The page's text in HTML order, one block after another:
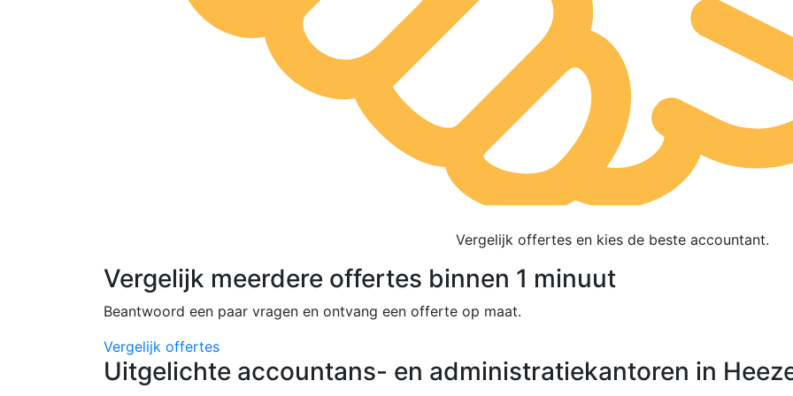
Vergelijk offertes en kies de beste accountant.
Vergelijk meerdere offertes binnen 1 minuut
Beantwoord een paar vragen en ontvang een offerte op maat.
Vergelijk offertes
Uitgelichte accountans- en administratiekantoren in